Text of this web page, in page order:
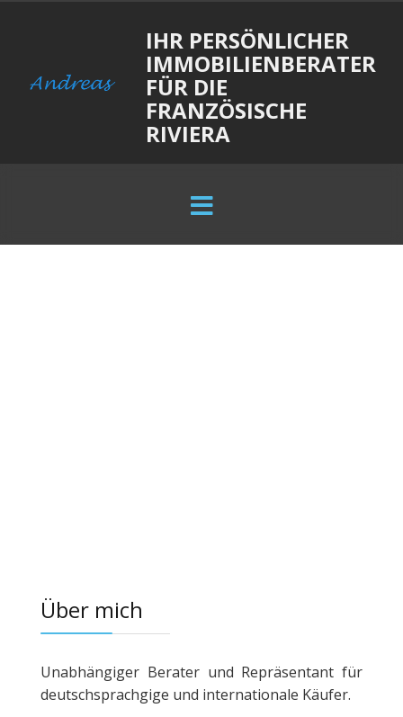
IHR PERSÖNLICHER
IMMOBILIENBERATER
FÜR DIE
FRANZÖSISCHE
RIVIERA
Über mich
Unabhängiger Berater und Repräsentant für
deutschsprachgige und internationale Käufer.